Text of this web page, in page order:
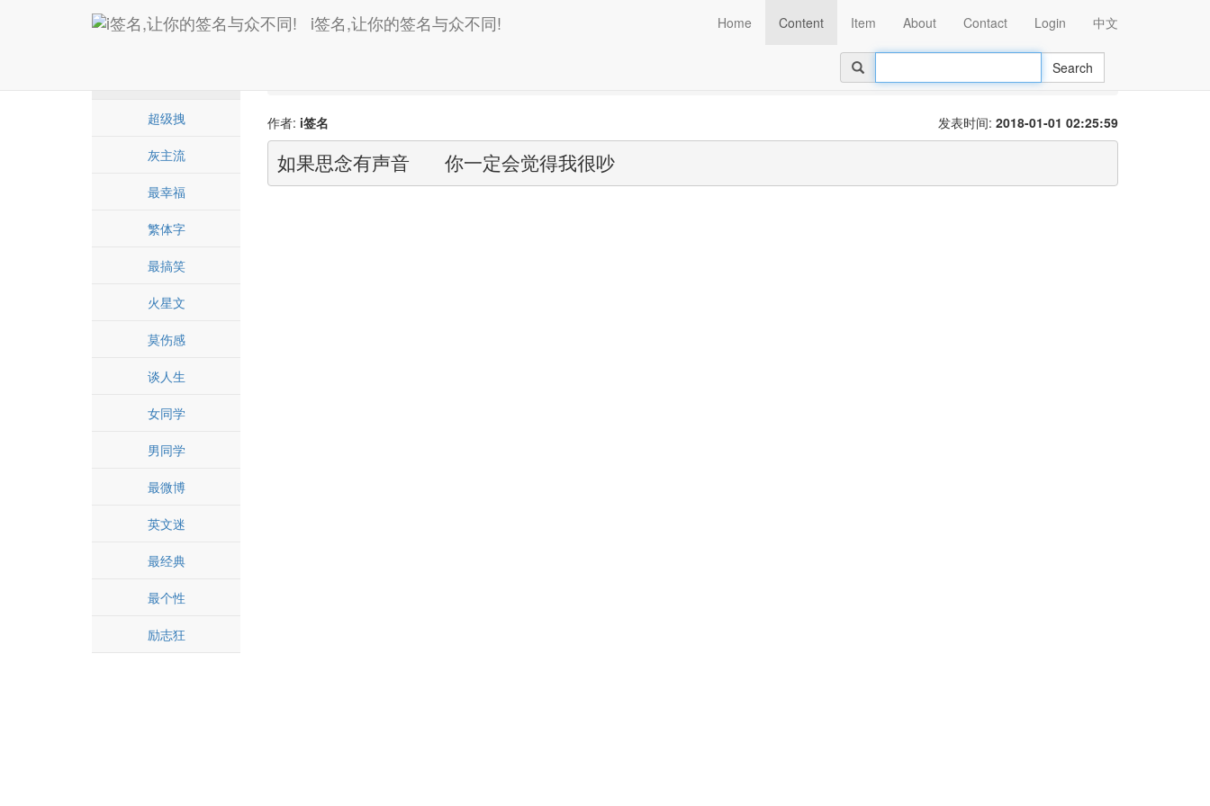
i签名,让你的签名与众不同! Home Content Item About Contact Login 中文
Search
超级拽
灰主流
最幸福
繁体字
最搞笑
火星文
莫伤感
谈人生
女同学
男同学
最微博
英文迷
最经典
最个性
励志狂
作者: i签名 发表时间: 2018-01-01 02:25:59
如果思念有声音   你一定会觉得我很吵